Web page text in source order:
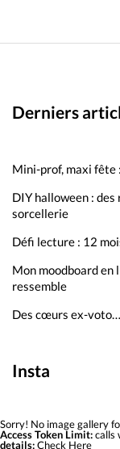
Derniers
Mini-prof, maxi fête
DIY halloween :
sorcellerie
Défi lecture : 12
Mon moodboard en
ressemble
Des cœurs ex-
Insta
Sorry! No image gallery
Access Token Limit:calls
details:Check Here